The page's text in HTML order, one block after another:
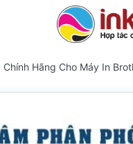
Hãng Cho Máy In